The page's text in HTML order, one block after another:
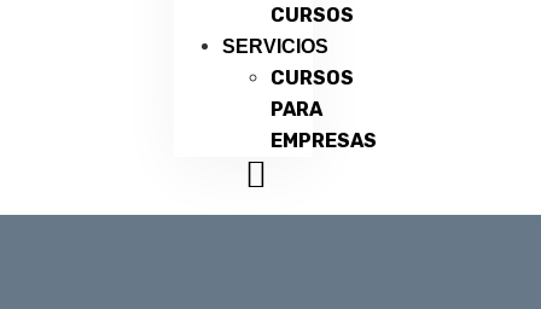
CURSOS
SERVICIOS
CURSOS
PARA
EMPRESAS